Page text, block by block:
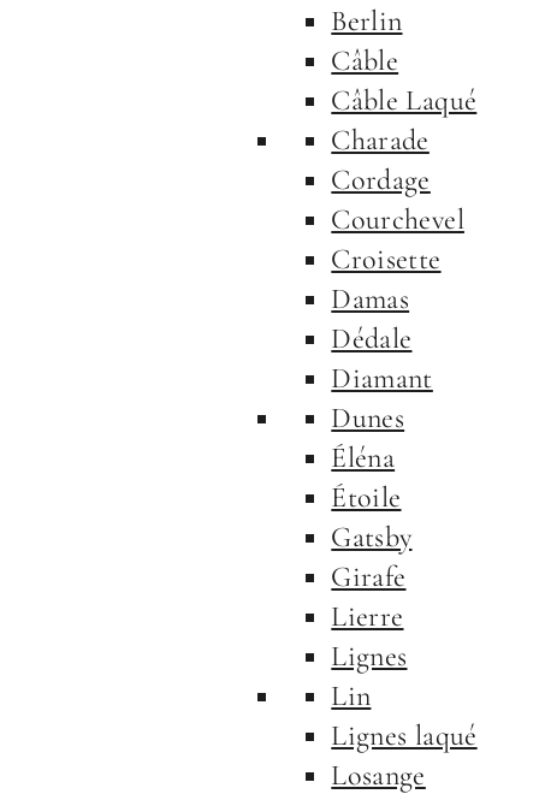
Berlin
Câble
Câble Laqué
Charade
Cordage
Courchevel
Croisette
Damas
Dédale
Diamant
Dunes
Éléna
Étoile
Gatsby
Girafe
Lierre
Lignes
Lin
Lignes laqué
Losange